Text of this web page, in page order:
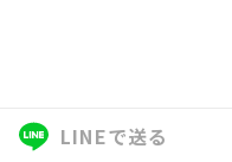
LINEで送る